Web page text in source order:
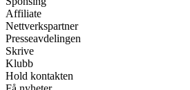
Affiliate
Nettverkspartner
Presseavdelingen
Skrive
Klubb
Hold kontakten